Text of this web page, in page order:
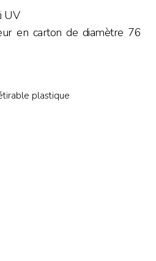
UV
en carton de diamètre 76